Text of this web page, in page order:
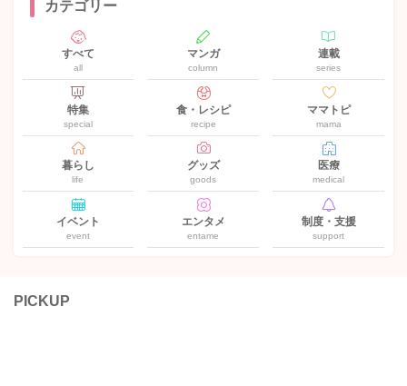
カテゴリー
すべて
all
マンガ
column
連載
series
特集
special
食・レシピ
recipe
ママトピ
mama
暮らし
life
グッズ
goods
医療
medical
イベント
event
エンタメ
entame
制度・支援
support
PICKUP